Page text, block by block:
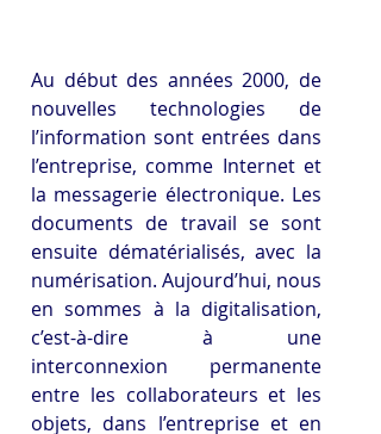
Au début des années 2000, de
nouvelles technologies de
l’information sont entrées dans
l’entreprise, comme Internet et
la messagerie électronique. Les
documents de travail se sont
ensuite dématérialisés, avec la
numérisation. Aujourd’hui, nous
en sommes à la digitalisation,
c’est-à-dire à une
interconnexion permanente
entre les collaborateurs et les
objets, dans l’entreprise et en